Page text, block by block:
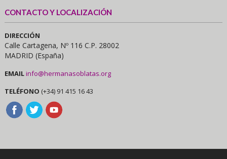
CONTACTO Y LOCALIZACIÓN
DIRECCIÓN
Calle Cartagena, Nº 116 C.P. 28002
MADRID (España)
EMAILinfo@hermanasoblatas.org
TELÉFONO (+34) 91 415 16 43